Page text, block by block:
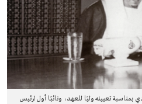
بمناسبة تعيينه وليًا للعهد، ونائبًا أول لرئيس